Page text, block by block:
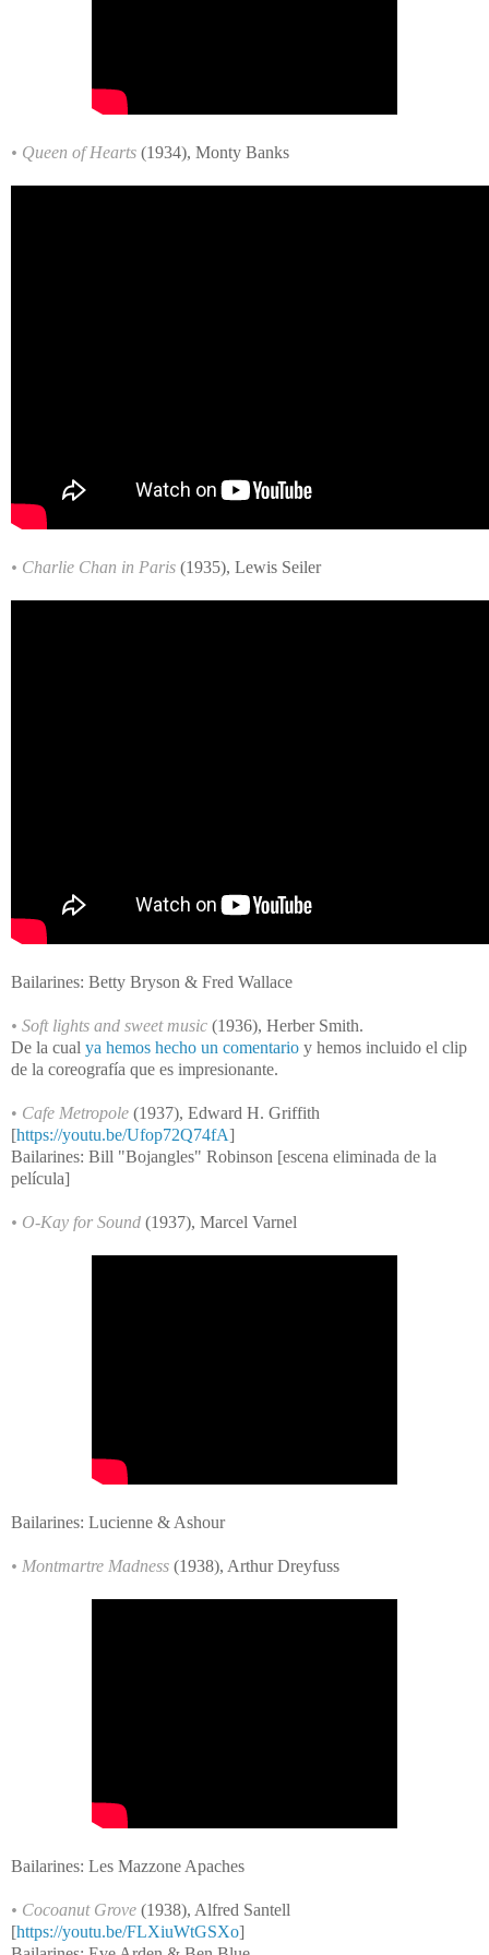
• Queen of Hearts (1934), Monty Banks
• Charlie Chan in Paris (1935), Lewis Seiler
Bailarines: Betty Bryson & Fred Wallace
• Soft lights and sweet music (1936), Herber Smith.
De la cual ya hemos hecho un comentario y hemos incluido el clip
de la coreografía que es impresionante.
• Cafe Metropole (1937), Edward H. Griffith
[https://youtu.be/Ufop72Q74fA]
Bailarines: Bill "Bojangles" Robinson [escena eliminada de la
película]
• O-Kay for Sound (1937), Marcel Varnel
Bailarines: Lucienne & Ashour
• Montmartre Madness (1938), Arthur Dreyfuss
Bailarines: Les Mazzone Apaches
• Cocoanut Grove (1938), Alfred Santell
[https://youtu.be/FLXiuWtGSXo]